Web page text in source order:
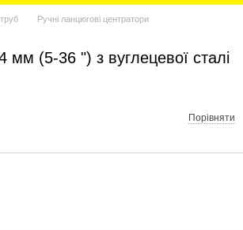
Ручні ланцюгові центратори
(5-36 ") з вуглецевої сталі
Порівняти